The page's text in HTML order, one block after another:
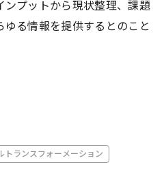
ンプットから現状整理、課題
る情報を提供するとのこと
トランスフォーメーション